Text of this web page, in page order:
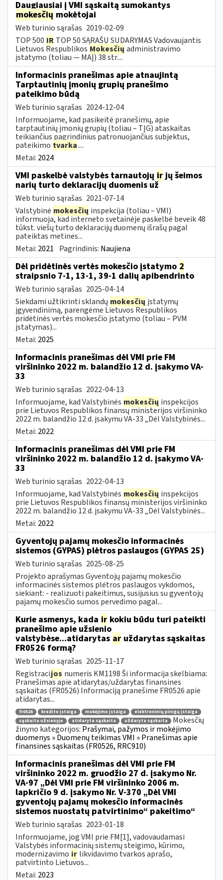
Daugiausiai į VMI sąskaitą sumokantys
mokesčių mokėtojai
Web turinio sąrašas 2019-02-09
TOP 500 IR TOP 50 SĄRAŠŲ SUDARYMAS Vadovaujantis
Lietuvos Respublikos Mokesčių administravimo
įstatymo (toliau — MAĮ) 38 str....
Informacinis pranešimas apie atnaujintą
Tarptautinių įmonių grupių pranešimo
pateikimo būdą
Web turinio sąrašas 2024-12-04
Informuojame, kad pasikeitė pranešimų, apie
tarptautinių įmonių grupių (toliau – TĮG) ataskaitas
teikiančius pagrindinius patronuojančius subjektus,
pateikimo tvarka....
Metai: 2024
VMI paskelbė valstybės tarnautojų irjų šeimos
narių turto deklaracijų duomenis už
Web turinio sąrašas 2021-07-14
Valstybinė mokesčių inspekcija (toliau – VMI)
informuoja, kad interneto svetainėje paskelbė beveik 48
tūkst. viešų turto deklaracijų duomenų išrašų pagal
pateiktas metines...
Metai: 2021 Pagrindinis: Naujiena
Dėl pridėtinės vertės mokesčio įstatymo 2
straipsnio 7-1, 13-1, 39-1 dalių apibendrinto
Web turinio sąrašas 2025-04-14
Siekdami užtikrinti sklandų mokesčių įstatymų
įgyvendinimą, parengėme Lietuvos Respublikos
pridėtinės vertės mokesčio įstatymo (toliau – PVM
įstatymas)...
Metai: 2025
Informacinis pranešimas dėl VMI prie FM
viršininko 2022 m. balandžio 12 d. įsakymo VA-
33
Web turinio sąrašas 2022-04-13
Informuojame, kad Valstybinės mokesčių inspekcijos
prie Lietuvos Respublikos finansų ministerijos viršininko
2022 m. balandžio 12 d. įsakymu VA-33 „Dėl Valstybinės...
Metai: 2022
Informacinis pranešimas dėl VMI prie FM
viršininko 2022 m. balandžio 12 d. įsakymo VA-
33
Web turinio sąrašas 2022-04-13
Informuojame, kad Valstybinės mokesčių inspekcijos
prie Lietuvos Respublikos finansų ministerijos viršininko
2022 m. balandžio 12 d. įsakymu VA-33 „Dėl Valstybinės...
Metai: 2022
Gyventojų pajamų mokesčio informacinės
sistemos (GYPAS) plėtros paslaugos (GYPAS 25)
Web turinio sąrašas 2025-08-25
Projekto aprašymas Gyventojų pajamų mokesčio
informacinės sistemos plėtros paslaugos vykdomos,
siekiant: - realizuoti pakeitimus, susijusius su gyventojų
pajamų mokesčio sumos pervedimo pagal...
Kurie asmenys, kada ir kokiu būdu turi pateikti
pranešimo apie užsienio
valstybėse...atidarytas ar uždarytas sąskaitas
FR0526 formą?
Web turinio sąrašas 2025-11-17
Registracijos numeris KM1198 Ši informacija skelbiama:
Pranešimas apie atidarytas/uždarytas finansines
sąskaitas (FR0526) Informaciją pranešime FR0526 apie
atidarytas...
fr0526 kredito įstaiga mokėjimo įstaiga
elektroninių pinigų įstaiga
sąskaita užsienyje
atidaryta sąskaita uždaryta sąskaita
Mokesčių
žinyno kategorijos: Prašymai, pažymos ir mokėjimo
duomenys » Duomenų teikimas VMI » Pranešimas apie
finansines sąskaitas (FR0526, RRC910)
Informacinis pranešimas dėl VMI prie FM
viršininko 2022 m. gruodžio 27 d. įsakymo Nr.
VA-97 „Dėl VMI prie FM viršininko 2006 m.
lapkričio 9 d. įsakymo Nr. V-370 „Dėl VMI
gyventojų pajamų mokesčio informacinės
sistemos nuostatų patvirtinimo“ pakeitimo“
Web turinio sąrašas 2023-01-18
Informuojame, jog VMI prie FM[1], vadovaudamasi
Valstybės informacinių sistemų steigimo, kūrimo,
modernizavimo ir likvidavimo tvarkos aprašo,
patvirtinto Lietuvos...
Metai: 2023